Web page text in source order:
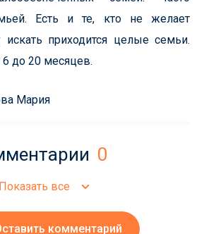
Есть и те, кто не желает
искать приходится целые семьи.
6 до 20 месяцев.
Мария
0
Показать все
комментарий